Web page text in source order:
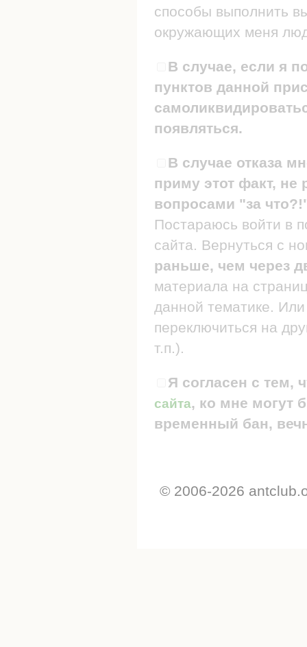
способы выполнить
окружающих меня
В случае, если я
пунктов данной
появляться.
В случае отказа
приму этот факт, не
вопросами "за
Постараюсь войти в
сайта. Вернуться с
раньше, чем через
материала на
данной тематике.
переключиться на
т.п.).
Я согласен с тем,
сайта, ко мне могут
временный бан,
© 2006-2026